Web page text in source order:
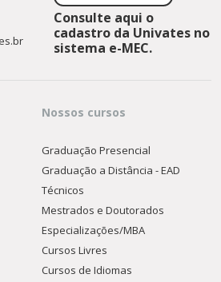
Consulte aqui o
cadastro da Univates no
sistema e-MEC.
Nossos cursos
Graduação Presencial
Graduação a Distância - EAD
Técnicos
Mestrados e Doutorados
Especializações/MBA
Cursos Livres
Cursos de Idiomas